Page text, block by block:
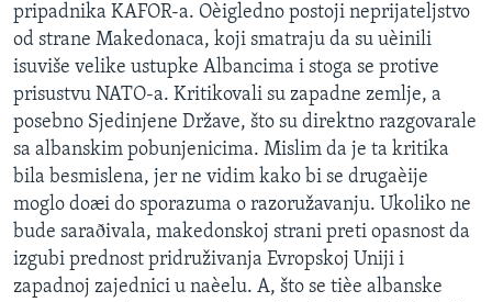
pripadnika KAFOR-a. Oèigledno postoji neprijateljstvo
od strane Makedonaca, koji smatraju da su uèinili
isuviše velike ustupke Albancima i stoga se protive
prisustvu NATO-a. Kritikovali su zapadne zemlje, a
posebno Sjedinjene Države, što su direktno razgovarale
sa albanskim pobunjenicima. Mislim da je ta kritika
bila besmislena, jer ne vidim kako bi se drugaèije
moglo doæi do sporazuma o razoružavanju. Ukoliko ne
bude saraðivala, makedonskoj strani preti opasnost da
izgubi prednost pridruživanja Evropskoj Uniji i
zapadnoj zajednici u naèelu. A, što se tièe albanske